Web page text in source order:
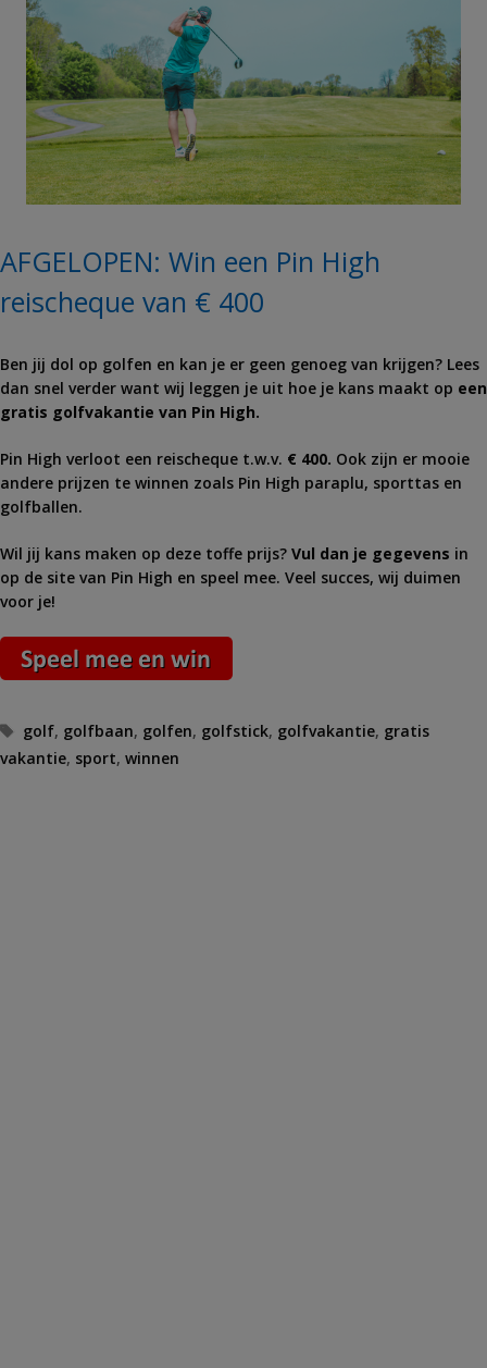
AFGELOPEN: Win een Pin High
reischeque van € 400
Ben jij dol op golfen en kan je er geen genoeg van krijgen? Lees
dan snel verder want wij leggen je uit hoe je kans maakt op een
gratis golfvakantie van Pin High.
Pin High verloot een reischeque t.w.v. € 400. Ook zijn er mooie
andere prijzen te winnen zoals Pin High paraplu, sporttas en
golfballen.
Wil jij kans maken op deze toffe prijs? Vul dan je gegevens in
op de site van Pin High en speel mee. Veel succes, wij duimen
voor je!
Tags
golf, golfbaan, golfen, golfstick, golfvakantie, gratis
vakantie, sport, winnen